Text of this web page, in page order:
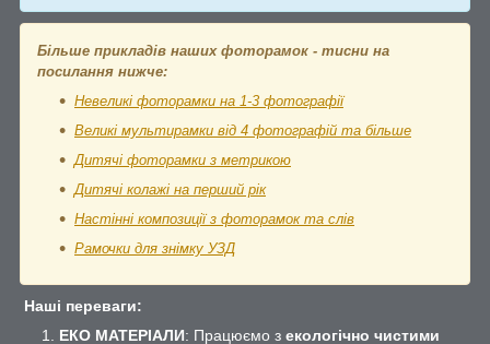
Більше прикладів наших фоторамок - тисни на
посилання нижче:
Невеликі фоторамки на 1-3 фотографії
Великі мультирамки від 4 фотографій та більше
Дитячі фоторамки з метрикою
Дитячі колажі на перший рік
Настінні композиції з фоторамок та слів
Рамочки для знімку УЗД
Наші переваги:
ЕКО МАТЕРІАЛИ: Працюємо з екологічно чистими